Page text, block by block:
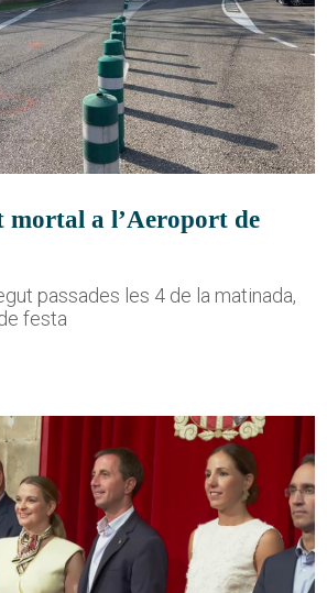
mortal a l’Aeroport de
passades les 4 de la matinada,
festa